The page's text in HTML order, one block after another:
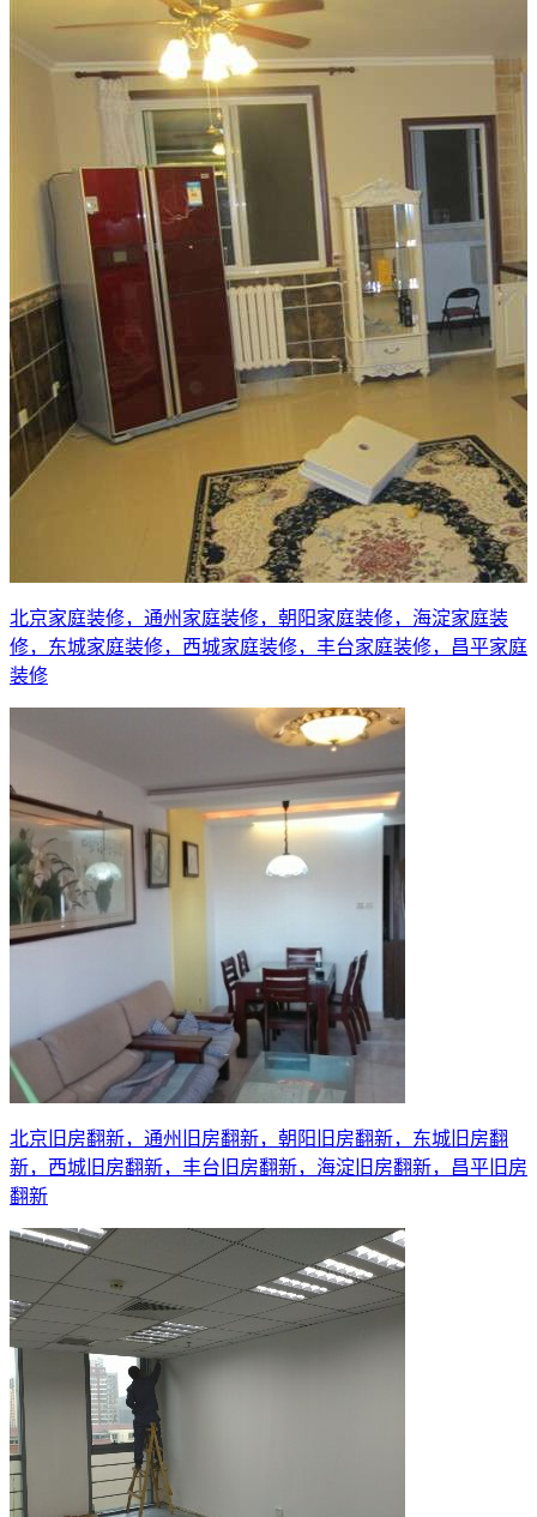
北京家庭装修，通州家庭装修，朝阳家庭装修，海淀家庭装
修，东城家庭装修，西城家庭装修，丰台家庭装修，昌平家庭
装修
北京旧房翻新，通州旧房翻新，朝阳旧房翻新，东城旧房翻
新，西城旧房翻新，丰台旧房翻新，海淀旧房翻新，昌平旧房
翻新